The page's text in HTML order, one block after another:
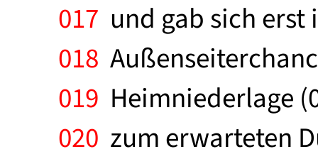
017 und gab sich
018
019 Heimniederlage
020 zum erwarteten